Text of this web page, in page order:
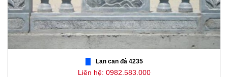
Lan can đá 4235
Liên hệ: 0982.583.000